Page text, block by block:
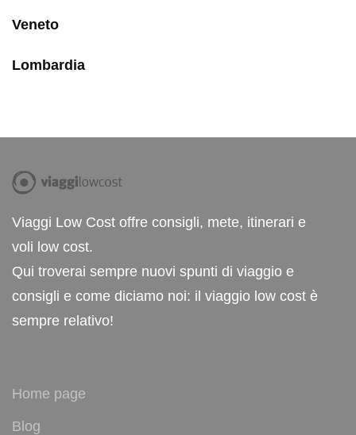
Veneto
Lombardia
Viaggi Low Cost offre consigli, mete, itinerari e
voli low cost.
Qui troverai sempre nuovi spunti di viaggio e
consigli e come diciamo noi: il viaggio low cost è
sempre relativo!
Home page
Blog